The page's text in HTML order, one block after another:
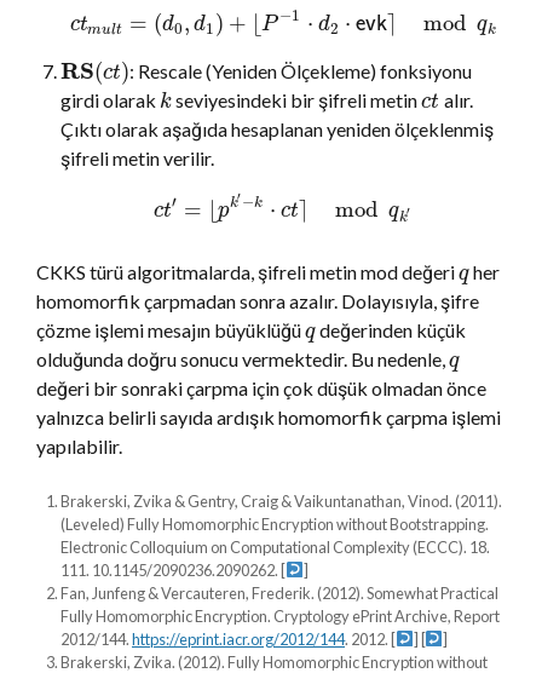
ctmult = (d0, d1) + ⌊ P −1 ⋅ d2 ⋅ evk⌉ mod qk
RS(ct): Rescale (Yeniden Ölçekleme) fonksiyonu
girdi olarak kseviyesindeki bir şifreli metinct alır.
Çıktı olarak aşağıda hesaplanan yeniden ölçeklenmiş
şifreli metin verilir.
ct′ = ⌊pk′−k ⋅ ct⌉ mod qk′
CKKS türü algoritmalarda, şifreli metin mod değeriqher
homomorfik çarpmadan sonra azalır. Dolayısıyla, şifre
çözme işlemi mesajın büyüklüğüqdeğerinden küçük
olduğunda doğru sonucu vermektedir. Bu nedenle, q
değeri bir sonraki çarpma için çok düşük olmadan önce
yalnızca belirli sayıda ardışık homomorfik çarpma işlemi
yapılabilir.
Brakerski, Zvika & Gentry, Craig & Vaikuntanathan, Vinod. (2011).
(Leveled) Fully Homomorphic Encryption without Bootstrapping.
Electronic Colloquium on Computational Complexity (ECCC). 18.
111. 10.1145/2090236.2090262. [
]
Fan, Junfeng & Vercauteren, Frederik. (2012). Somewhat Practical
Fully Homomorphic Encryption. Cryptology ePrint Archive, Report
2012/144.https://eprint.iacr.org/2012/144. 2012. [ ] [
]
Brakerski, Zvika. (2012). Fully Homomorphic Encryption without